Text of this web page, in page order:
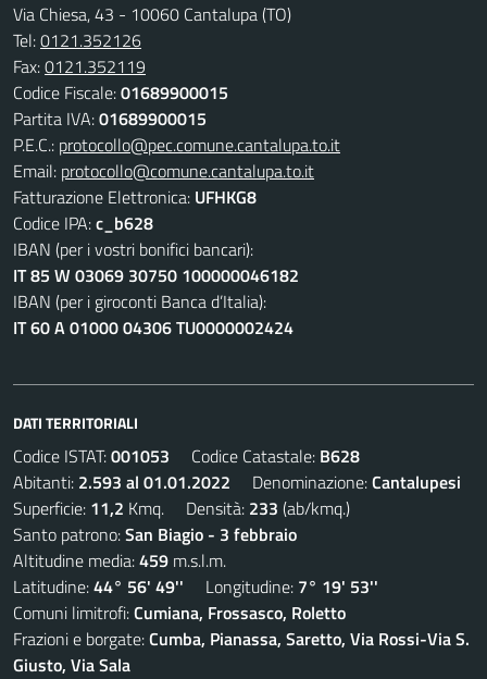
Via Chiesa, 43 - 10060 Cantalupa (TO)
Tel:0121.352126
Fax:0121.352119
Codice Fiscale:01689900015
Partita IVA:01689900015
P.E.C.: protocollo@pec.comune.cantalupa.to.it
Email: protocollo@comune.cantalupa.to.it
Fatturazione Elettronica: UFHKG8
Codice IPA:c_b628
IBAN (per i vostri bonifici bancari):
IT 85 W 03069 30750 100000046182
IBAN (per i giroconti Banca d’Italia):
IT 60 A 01000 04306 TU0000002424
DATI TERRITORIALI
Codice ISTAT:001053 Codice Catastale: B628
Abitanti: 2.593 al 01.01.2022 Denominazione:Cantalupesi
Superficie: 11,2 Kmq. Densità: 233 (ab/kmq.)
Santo patrono:San Biagio - 3 febbraio
Altitudine media:459 m.s.l.m.
Latitudine:44° 56' 49'' Longitudine: 7° 19' 53''
Comuni limitrofi:Cumiana, Frossasco, Roletto
Frazioni e borgate:Cumba, Pianassa, Saretto, Via Rossi-Via S.
Giusto, Via Sala